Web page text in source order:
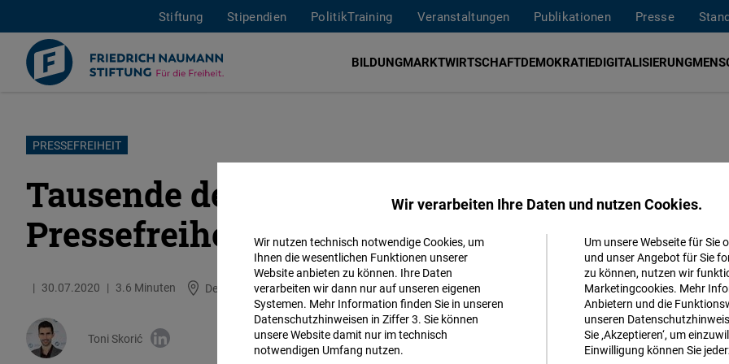
Direkt
Inhalt
Stiftung Stipendien PolitikTraining Veranstaltungen Publikationen Presse
BILDUNGMARKTWIRTSCHAFTDEMOKRATIEDIGITALISIERUNG
PRESSEFREIHEIT
Tausende demonstrieren für
Pressefreiheit in Ungarn
30.07.2020 3.6 Minuten Deutschland
Toni Skorić
Wir verarbeiten Ihre Daten und nutzen Cookies.
Wir nutzen technisch notwendige Cookies, um
Ihnen die wesentlichen Funktionen unserer
Website anbieten zu können. Ihre Daten
verarbeiten wir dann nur auf unseren eigenen
Systemen. Mehr Information finden Sie in unseren
Datenschutzhinweisen in Ziffer 3. Sie können
unsere Website damit nur im technisch
notwendigen Umfang nutzen.
Um unsere Webseite für Sie
und unser Angebot für Sie
zu können, nutzen wir
Marketingcookies. Mehr
Anbietern und die
unseren
Sie ‚Akzeptieren‘, um
Einwilligung können Sie
Matomo
Facebook
Embed
Akzeptieren